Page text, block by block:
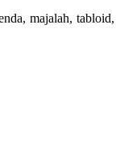
majalah,